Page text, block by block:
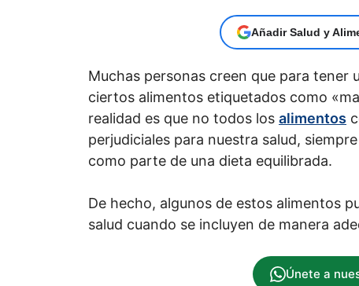
Añadir Salud y
Muchas personas creen que para tener
ciertos alimentos etiquetados como
realidad es que no todos los alimentos
perjudiciales para nuestra salud,
como parte de una dieta equilibrada.
De hecho, algunos de estos alimentos
salud cuando se incluyen de manera
Únete a